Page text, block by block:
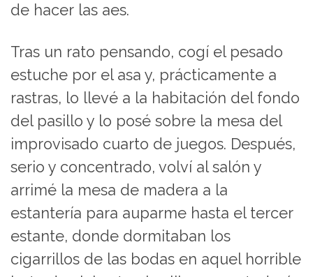
de hacer las aes.
Tras un rato pensando, cogí el pesado
estuche por el asa y, prácticamente a
rastras, lo llevé a la habitación del fondo
del pasillo y lo posé sobre la mesa del
improvisado cuarto de juegos. Después,
serio y concentrado, volví al salón y
arrimé la mesa de madera a la
estantería para auparme hasta el tercer
estante, donde dormitaban los
cigarrillos de las bodas en aquel horrible